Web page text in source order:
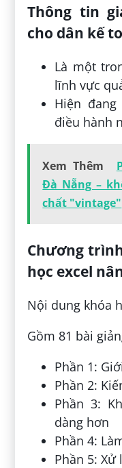
Thông tin
cho dân kế
Là một
lĩnh vực
Hiện
điều hành
Xem Thêm
Đà Nẵng –
chất "vintage"
Chương
học excel
Nội dung khóa
Gồm 81 bài
Phần 1:
Phần 2:
Phần 3:
dàng hơn
Phần 4:
Phần 5: